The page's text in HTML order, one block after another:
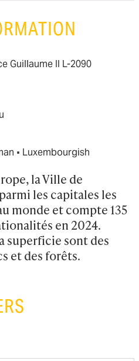
Guillaume II L-2090
· Luxembourgish
la Ville de
les capitales les
monde et compte 135
en 2024.
superficie sont des
et des forêts.